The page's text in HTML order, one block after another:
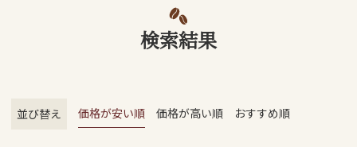
検索結果
並び替え 価格が安い順 価格が高い順 おすすめ順